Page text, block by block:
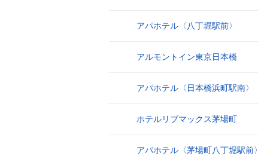
アパホテル〈八丁堀駅前〉
アルモントイン東京日本橋
アパホテル〈日本橋浜町駅南〉
ホテルリブマックス茅場町
アパホテル〈茅場町八丁堀駅前〉